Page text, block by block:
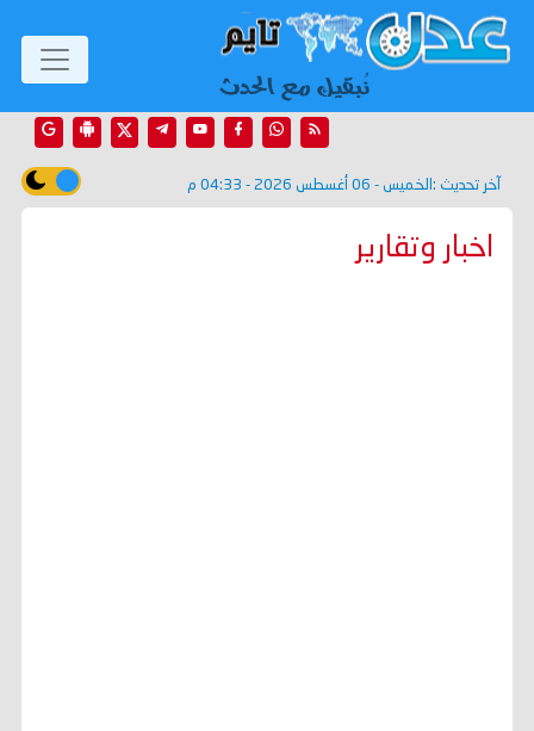
آخر تحديث : الخميس - 06 أغسطس 2026 - 04:33 م
اخبار وتقارير